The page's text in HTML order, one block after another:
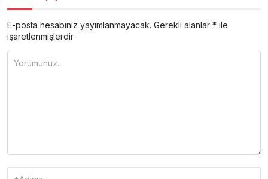
E-posta hesabınız yayımlanmayacak. Gerekli alanlar * ile
işaretlenmişlerdir